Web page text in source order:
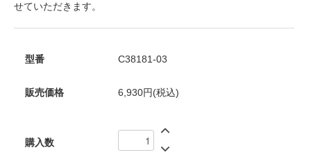
せていただきます。
型番 C38181-03
販売価格 6,930円(税込)
購入数